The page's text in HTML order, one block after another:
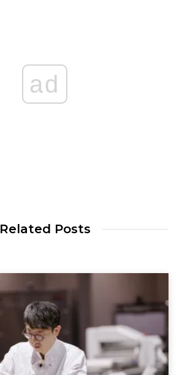
ad
Related Posts